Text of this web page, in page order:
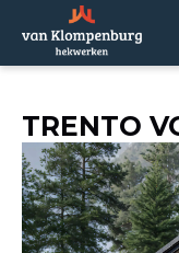
TRENTO